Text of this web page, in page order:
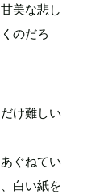
美な悲し
のだろ
け難しい
ぐねてい
白い紙を